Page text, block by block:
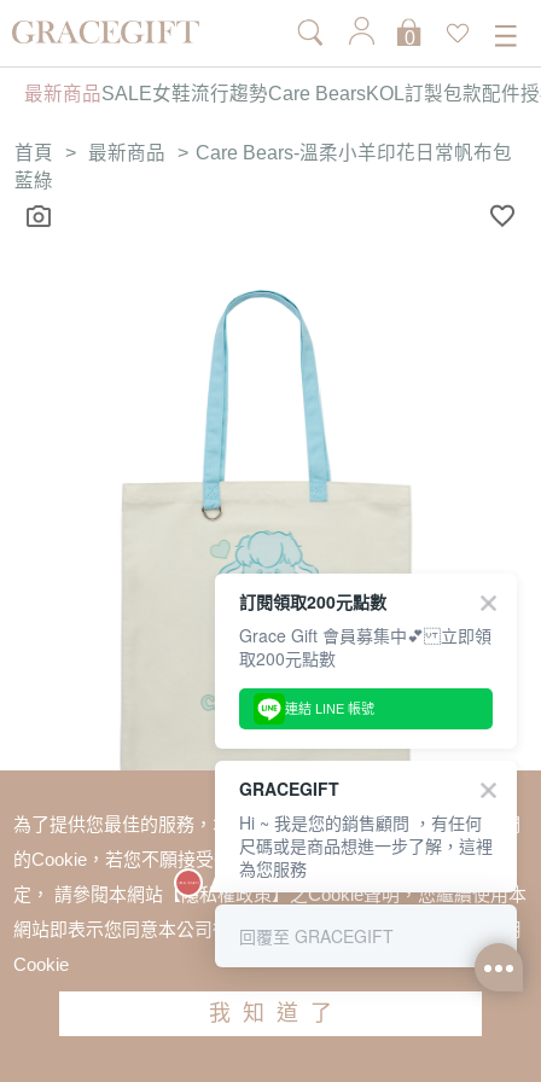
0
最新商品SALE女鞋流行趨勢Care BearsKOL訂製包款配件
首頁 > 最新商品 > Care Bears-溫柔小羊印花日常帆布包
藍綠
Care Bears-溫柔小羊印花日常帆布包 藍綠
為了提供您最佳的服務，本網站會在您的電腦中放置並取用我們
的Cookie，若您不願接受Cookie時應如何變更電腦的Cookie設
定， 請參閱本網站【隱私權政策】之Cookie聲明，您繼續使用本
網站即表示您同意本公司得按本網站使用條款之Cookie聲明使用
Cookie
我知道了
訂閱領取200元點數
Grace Gift 會員募集中💕 立即領
取200元點數
連結 LINE 帳號
GRACEGIFT
Hi ~ 我是您的銷售顧問 ，有任何
尺碼或是商品想進一步了解，這裡
為您服務
回覆至 GRACEGIFT